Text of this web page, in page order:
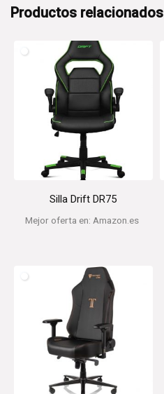
Productos relacionados
Silla Drift DR75
Mejor oferta en: Amazon.es